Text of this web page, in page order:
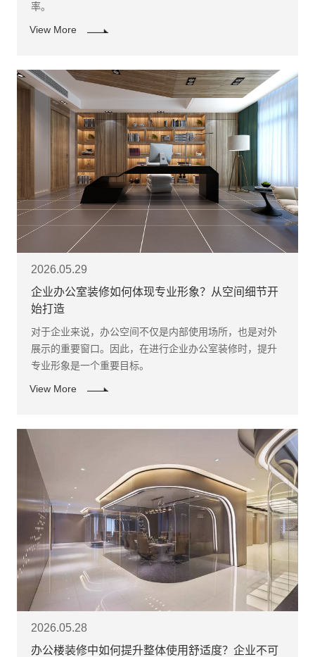
率。
View More
2026.05.29
企业办公室装修如何体现专业形象？从空间细节开
始打造
​对于企业来说，办公空间不仅是内部使用场所，也是对外
展示的重要窗口。因此，在进行企业办公室装修时，提升
专业形象是一个重要目标。
View More
2026.05.28
办公楼装修中如何提升整体使用舒适度？企业不可